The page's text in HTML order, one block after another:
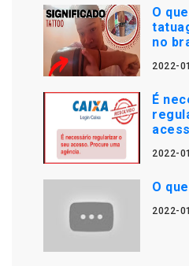
O
no
2022-
É
2022-
O
2022-